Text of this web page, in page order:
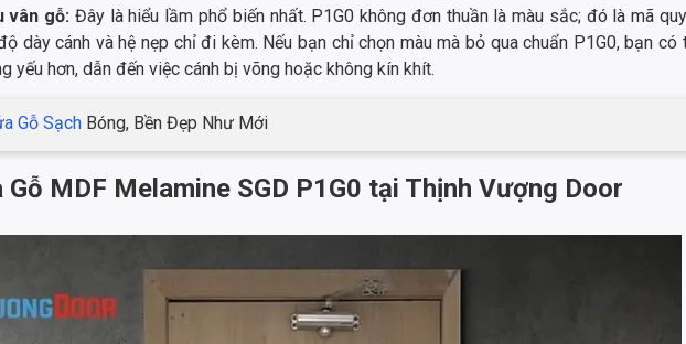
vân gỗ: Đây là hiểu lầm phổ biến nhất. P1G0 không đơn thuần là màu sắc; đó là mã
dày cánh và hệ nẹp chỉ đi kèm. Nếu bạn chỉ chọn màu mà bỏ qua chuẩn P1G0, bạn
yếu hơn, dẫn đến việc cánh bị võng hoặc không kín khít.
Gỗ Sạch Bóng, Bền Đẹp Như Mới
MDF Melamine SGD P1G0 tại Thịnh Vượng Door